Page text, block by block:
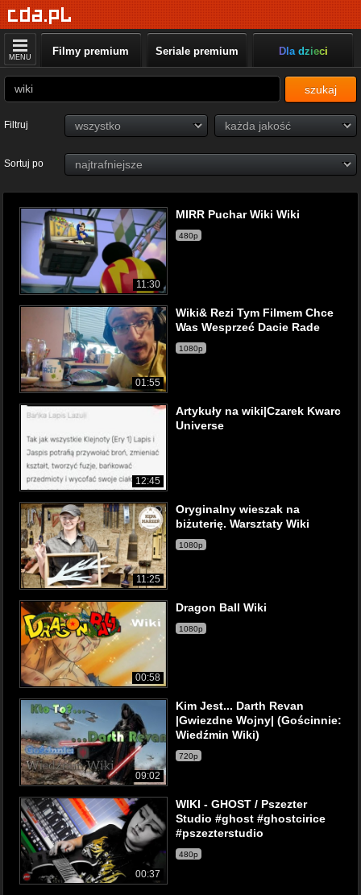
MENU Filmy premium Seriale premium Dla dzieci
szukaj
Filtruj
Sortuj po
11:30
MIRR Puchar Wiki Wiki
480p
01:55
Wiki& Rezi Tym Filmem Chce
Was Wesprzeć Dacie Rade
1080p
12:45
Artykuły na wiki|Czarek Kwarc
Universe
11:25
Oryginalny wieszak na
biżuterię. Warsztaty Wiki
1080p
00:58
Dragon Ball Wiki
1080p
09:02
Kim Jest... Darth Revan
|Gwiezdne Wojny| (Gościnnie:
Wiedźmin Wiki)
720p
00:37
WIKI - GHOST / Pszezter
Studio #ghost #ghostcirice
#pszezterstudio
480p